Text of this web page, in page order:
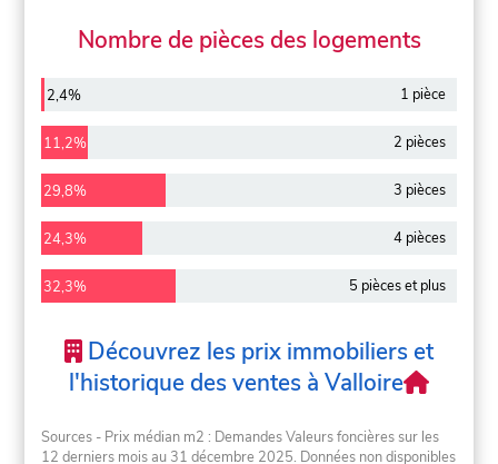
Nombre de pièces des logements
2,4% 1 pièce
11,2% 2 pièces
29,8% 3 pièces
24,3% 4 pièces
32,3% 5 pièces et plus
Découvrez les prix immobiliers et
l'historique des ventes à Valloire
Sources - Prix médian m2 : Demandes Valeurs foncières sur les
12 derniers mois au 31 décembre 2025. Données non disponibles